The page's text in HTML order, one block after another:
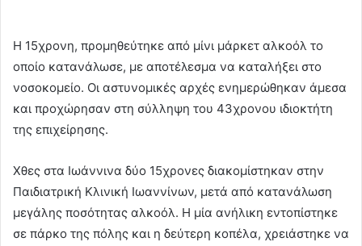
Η 15χρονη, προμηθεύτηκε από μίνι μάρκετ αλκοόλ το
οποίο κατανάλωσε, με αποτέλεσμα να καταλήξει στο
νοσοκομείο. Οι αστυνομικές αρχές ενημερώθηκαν άμεσα
και προχώρησαν στη σύλληψη του 43χρονου ιδιοκτήτη
της επιχείρησης.
Χθες στα Ιωάννινα δύο 15χρονες διακομίστηκαν στην
Παιδιατρική Κλινική Ιωαννίνων, μετά από κατανάλωση
μεγάλης ποσότητας αλκοόλ. Η μία ανήλικη εντοπίστηκε
σε πάρκο της πόλης και η δεύτερη κοπέλα, χρειάστηκε να